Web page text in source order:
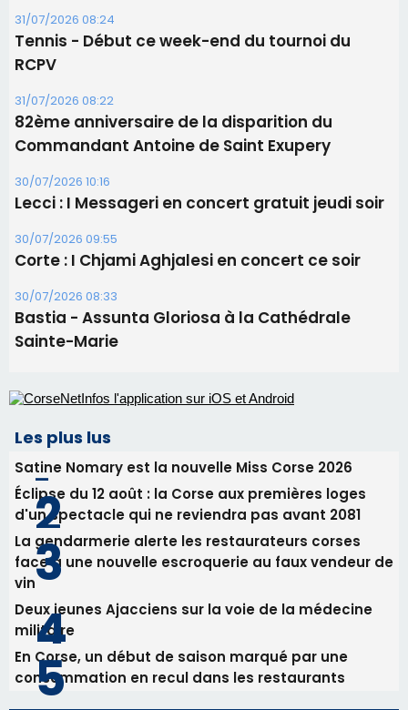
31/07/2026 08:24
Tennis - Début ce week-end du tournoi du
RCPV
31/07/2026 08:22
82ème anniversaire de la disparition du
Commandant Antoine de Saint Exupery
30/07/2026 10:16
Lecci : I Messageri en concert gratuit jeudi soir
30/07/2026 09:55
Corte : I Chjami Aghjalesi en concert ce soir
30/07/2026 08:33
Bastia - Assunta Gloriosa à la Cathédrale
Sainte-Marie
Les plus lus
Satine Nomary est la nouvelle Miss Corse 2026
Éclipse du 12 août : la Corse aux premières loges
d'un spectacle qui ne reviendra pas avant 2081
La gendarmerie alerte les restaurateurs corses
face à une nouvelle escroquerie au faux vendeur de
vin
Deux jeunes Ajacciens sur la voie de la médecine
militaire
En Corse, un début de saison marqué par une
consommation en recul dans les restaurants